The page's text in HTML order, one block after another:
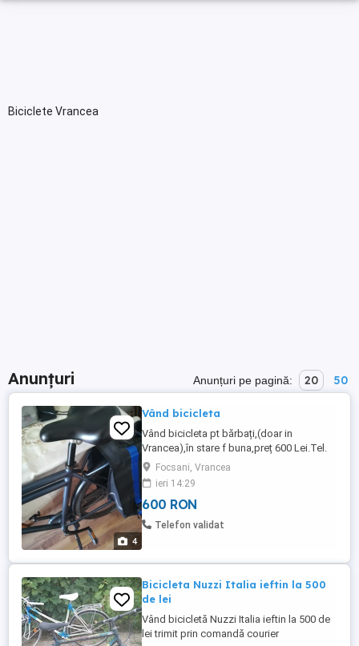
Biciclete Vrancea
Anunțuri Anunțuri pe pagină: 20 50
4
Vând bicicleta
Vând bicicleta pt bărbați,(doar in
Vrancea),în stare f buna,preț 600 Lei.Tel.
Focsani, Vrancea
ieri 14:29
600 RON
Telefon validat
Bicicleta Nuzzi Italia ieftin la 500
de lei
Vând bicicletă Nuzzi Italia ieftin la 500 de
lei trimit prin comandă courier